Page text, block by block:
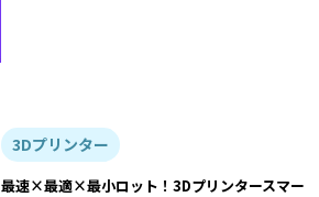
3Dプリンター
最速×最適×最小ロット！3Dプリンタースマー